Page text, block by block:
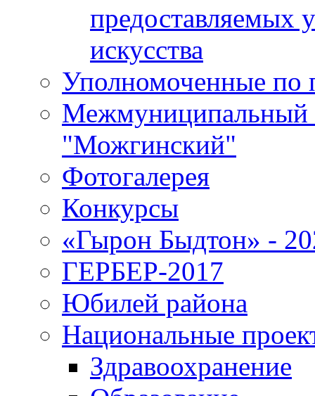
предоставляемых
искусства
Уполномоченные по
Межмуниципальный
"Можгинский"
Фотогалерея
Конкурсы
«Гырон Быдтон» -
ГЕРБЕР-2017
Юбилей района
Национальные
Здравоохранение